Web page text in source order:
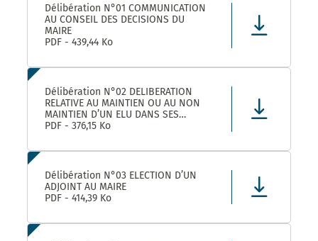
Délibération N°01 COMMUNICATION
AU CONSEIL DES DECISIONS DU
MAIRE
PDF - 439,44 Ko
Délibération N°02 DELIBERATION
RELATIVE AU MAINTIEN OU AU NON
MAINTIEN D’UN ELU DANS SES
FONCTIONS D’ADJOINT AU MAIRE
PDF - 376,15 Ko
Délibération N°03 ELECTION D’UN
ADJOINT AU MAIRE
PDF - 414,39 Ko